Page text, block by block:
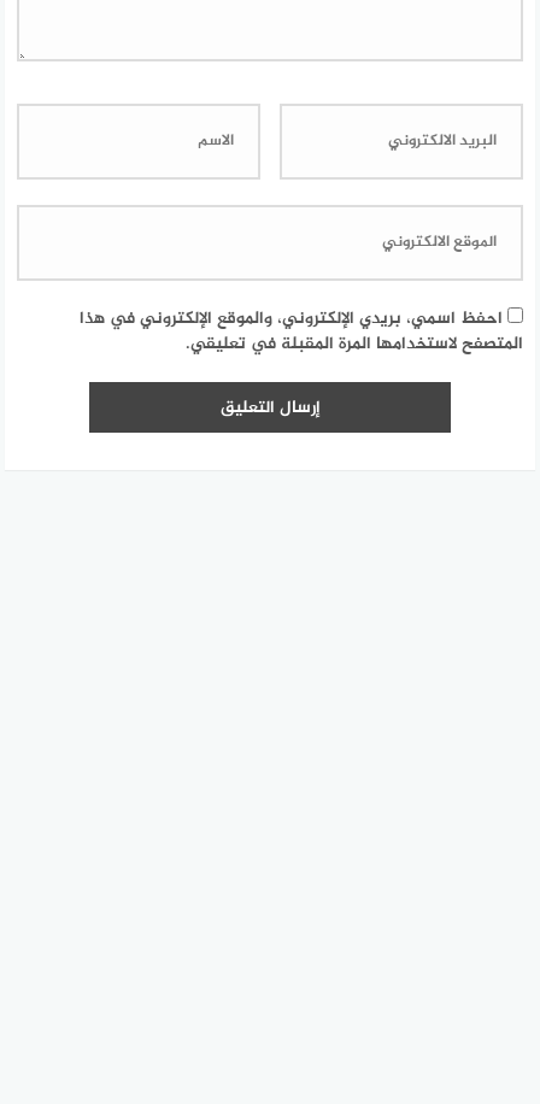
احفظ اسمي، بريدي الإلكتروني، والموقع الإلكتروني في هذا
المتصفح لاستخدامها المرة المقبلة في تعليقي.